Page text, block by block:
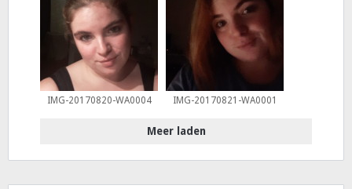
IMG-20170820-WA0004 IMG-20170821-WA0001
Meer laden